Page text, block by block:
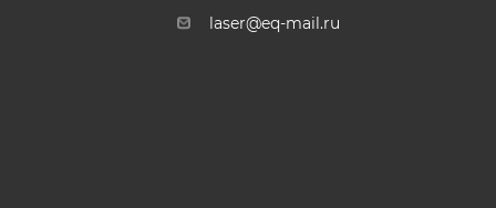
laser@eq-mail.ru